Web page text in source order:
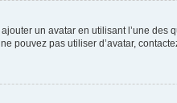
un avatar en utilisant l’une
pouvez pas utiliser d’avatar,